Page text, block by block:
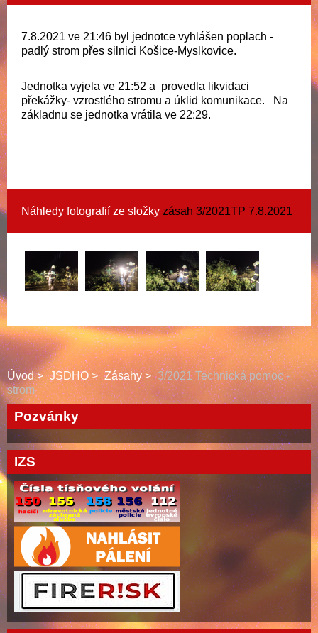
7.8.2021 ve 21:46 byl jednotce vyhlášen poplach -
padlý strom přes silnici Košice-Myslkovice.
Jednotka vyjela ve 21:52 a provedla likvidaci
překážky- vzrostlého stromu a úklid komunikace. Na
základnu se jednotka vrátila ve 22:29.
Náhledy fotografií ze složky zásah 3/2021TP 7.8.2021
Úvod JSDHO Zásahy
3/2021 Technická pomoc -
strom
Pozvánky
IZS